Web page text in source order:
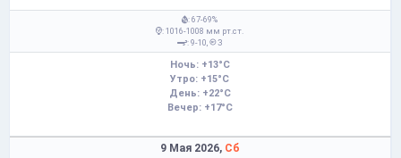
: 67-69%
: 1016-1008 мм рт.ст.
: 9-10,
З
Ночь: +13°C
Утро: +15°C
День: +22°C
Вечер: +17°C
9 Мая 2026, Сб